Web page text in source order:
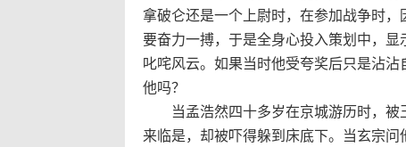
拿破仑还是一个上尉时，在参加战争时，
要奋力一搏，于是全身心投入策划中，显
叱咤风云。如果当时他受夸奖后只是沾
他吗？
当孟浩然四十多岁在京城游历时，被
来临是，却被吓得躲到床底下。当玄宗